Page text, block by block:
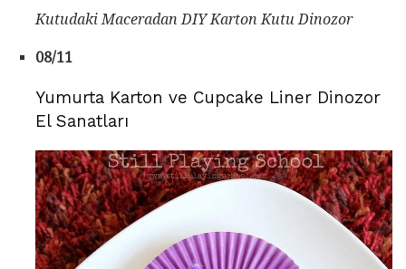
Kutudaki Maceradan DIY Karton Kutu Dinozor
08/11
Yumurta Karton ve Cupcake Liner Dinozor
El Sanatları